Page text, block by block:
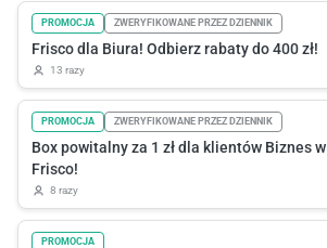
PROMOCJA ZWERYFIKOWANE PRZEZ DZIENNIK
Frisco dla Biura! Odbierz rabaty do 400 zł!
13 razy
PROMOCJA ZWERYFIKOWANE PRZEZ DZIENNIK
Box powitalny za 1 zł dla klientów Biznes w
Frisco!
8 razy
PROMOCJA